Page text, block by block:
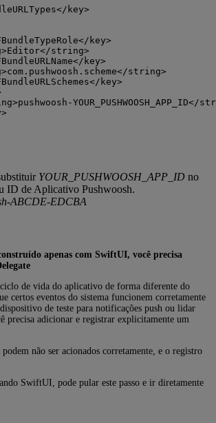
</ key>
</ key>
>Editor</string>
</ key>
>com.pushwoosh.scheme</string>
</ key>
>pushwoosh-YOUR_PUSHWOOSH_APP_ID</
>
YOUR_PUSHWOOSH_APP_ID no
ID de Aplicativo Pushwoosh.
ABCDE-EDCBA
apenas com SwiftUI, você precisa
de vida do aplicativo de forma diferente do
certos eventos do sistema funcionem corretamente
de teste para notificações push ou lidar
precisa adicionar e registrar explicitamente um
podem não ser acionados corretamente, e o registro
SwiftUI, pode pular este passo e ir diretamente